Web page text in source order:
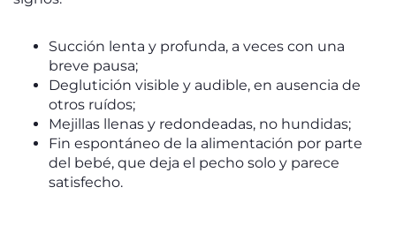
Succión lenta y profunda, a veces con una
breve pausa;
Deglutición visible y audible, en ausencia de
otros ruídos;
Mejillas llenas y redondeadas, no hundidas;
Fin espontáneo de la alimentación por parte
del bebé, que deja el pecho solo y parece
satisfecho.